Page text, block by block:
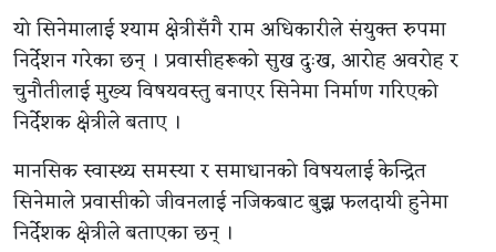
यो सिनेमालाई श्याम क्षेत्रीसँगै राम अधिकारीले संयुक्त रुपमा
निर्देशन गरेका छन् । प्रवासीहरूको सुख दुःख, आरोह अवरोह र
चुनौतीलाई मुख्य विषयवस्तु बनाएर सिनेमा निर्माण गरिएको
निर्देशक क्षेत्रीले बताए ।
मानसिक स्वास्थ्य समस्या र समाधानको विषयलाई केन्द्रित
सिनेमाले प्रवासीको जीवनलाई नजिकबाट बुझ्न फलदायी हुनेमा
निर्देशक क्षेत्रीले बताएका छन् ।